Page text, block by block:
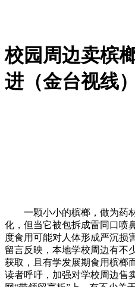
校园周边卖槟
进（金台视线）
一颗小小的槟榔，做为药
化，但当它被包拆成雷同口喷
度食用可能对人体形成严沉损
留言反映，本地学校周边有不
获取，且有学发展期食用槟榔
读者呼吁，加强对学校周边售